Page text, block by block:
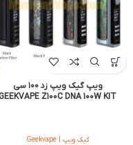
ویپ گیک ویپ زد ۱۰۰ سی
Z100C DNA 100W KIT
گیک ویپ | Geekvape